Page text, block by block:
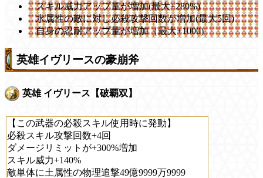
スキル威力アップ量が増加(最大+280%)
水属性の敵に対し必殺攻撃回数が増加(最大5回)
自身の忍耐アップ量が増加（最大+1000)
英雄イヴリースの豪崩斧
英雄 イヴリース【破覇双】
【この武器の必殺スキル使用時に発動】
必殺スキル攻撃回数+4回
ダメージリミットが+300%増加
スキル威力+140%
敵単体に土属性の物理追撃49億9999万9999